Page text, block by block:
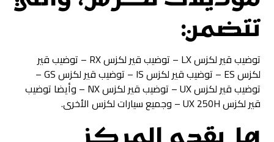
تتضمن:
توضيب قير لكزس LX – توضيب قير لكزس RX – توضيب قير
لكزس ES – توضيب قير لكزس IS – توضيب قير لكزس GS –
توضيب قير لكزس UX – توضيب قير لكزس NX – وأيضا توضيب
قير لكزس UX 250H – وجميع سيارات لكزس الأخرى.